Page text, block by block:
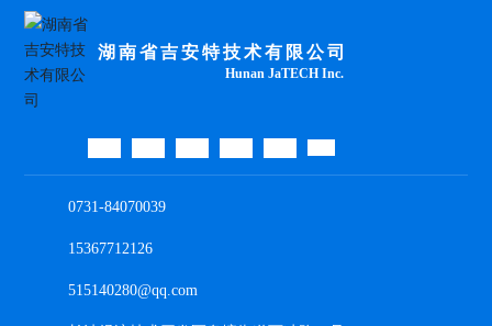
湖南省吉安特技术有限公司
Hunan JaTECH Inc.
0731-84070039
15367712126
515140280@qq.com